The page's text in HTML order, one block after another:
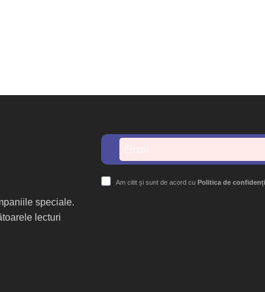
speciale.
lecturi
Am citit și sunt de acord cu Politica de